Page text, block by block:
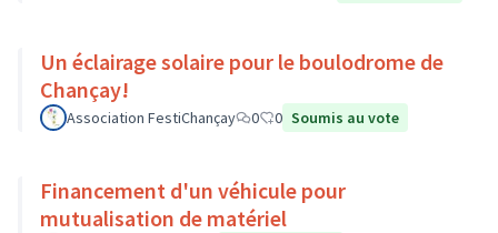
Un éclairage solaire pour le boulodrome de
Chançay!
Association FestiChançay 0 0 Soumis au vote
Financement d'un véhicule pour
mutualisation de matériel